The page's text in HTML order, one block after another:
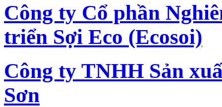
Công ty Cổ phần
triển Sợi Eco (Ecosoi)
Công ty TNHH Sản
Sơn